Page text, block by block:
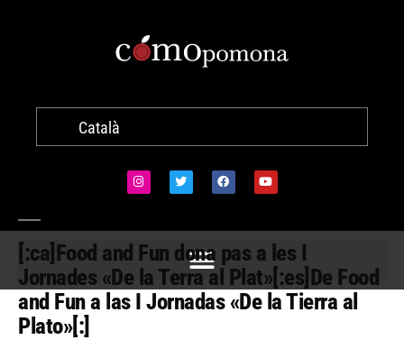
Català
[:ca]Food and Fun dona pas a les I
Jornades «De la Terra al Plat»[:es]De Food
and Fun a las I Jornadas «De la Tierra al
Plato»[:]